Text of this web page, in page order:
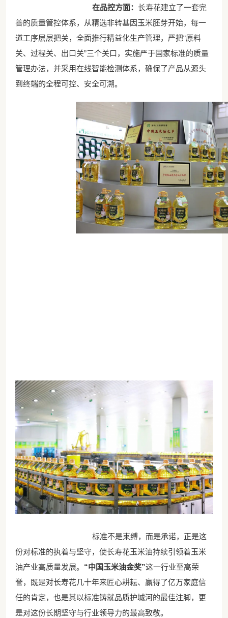
在品控方面： 长寿花建立了一套完
善的质量管控体系，从精选非转基因玉米胚芽开始，每一
道工序层层把关，全面推行精益化生产管理，严把“原料
关、过程关、出口关”三个关口，实施严于国家标准的质量
管理办法，并采用在线智能检测体系，确保了产品从源头
到终端的全程可控、安全可溯。
标准不是束缚，而是承诺，正是这
份对标准的执着与坚守，使长寿花玉米油持续引领着玉米
油产业高质量发展。 “中国玉米油金奖”这一行业至高荣
誉，既是对长寿花几十年来匠心耕耘、赢得了亿万家庭信
任的肯定，也是其以标准铸就品质护城河的最佳注脚，更
是对这份长期坚守与行业领导力的最高致敬。